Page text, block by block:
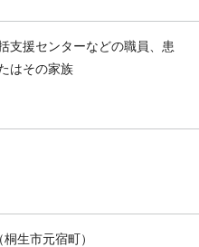
支援センターなどの職員、患
はその家族
生市元宿町）